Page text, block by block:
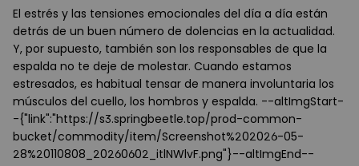
El estrés y las tensiones emocionales del día a día están
detrás de un buen número de dolencias en la actualidad.
Y, por supuesto, también son los responsables de que la
espalda no te deje de molestar. Cuando estamos
estresados, es habitual tensar de manera involuntaria los
músculos del cuello, los hombros y espalda. --altImgStart-
-{"link":"https://s3.springbeetle.top/prod-common-
bucket/commodity/item/Screenshot%202026-05-
28%20110808_20260602_itlNWlvF.png"}--altImgEnd--